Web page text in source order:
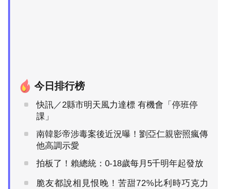
今日排行榜
快訊／2縣市明天風力達標 有機會「停班停
課」
南韓影帝涉毒案後近況曝！劉亞仁親密照瘋傳
他高調示愛
拍板了！賴總統：0-18歲每月5千明年起發放
脆友都說相見恨晚！苦甜72%比利時巧克力